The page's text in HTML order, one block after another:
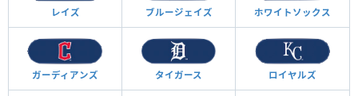
レイズ ブルージェイズ ホワイトソックス
ガーディアンズ タイガース ロイヤルズ